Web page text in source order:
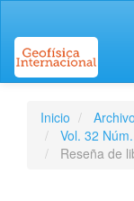
Contenido
principal
Barra
Inicio
Vol. 32
Reseña de